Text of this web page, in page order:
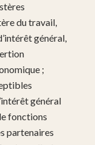
du travail,
général,
;
général
fonctions
partenaires